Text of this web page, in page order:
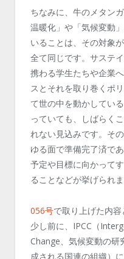
ちなみに、牛のメタン
温暖化」や「気候変動
いることは、その対象
全て同じです。サステ
携わる学生たちや企業
スとそれを取り巻くポ
て世の中を動かしてい
っていても、しばらく
れない見込みです。そ
ゆる面で準備完了済で
予定や目標に向かって
ることなどが挙げられま
056号で取り上げた内容
少し前に、 IPCC （
Change、気候変動の研
成される国連の組織）